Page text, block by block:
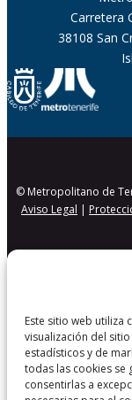
Este sitio web utiliza
visualización del
estadísticos y de
todas las cookies se
consentirlas a
Carretera
38108 San
© Metropolitano de
Aviso Legal |